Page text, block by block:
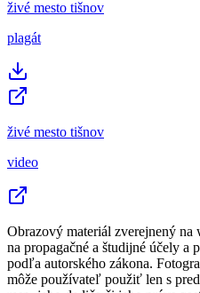
živé mesto tišnov
plagát
živé mesto tišnov
video
Obrazový materiál zverejnený
na propagačné a študijné účely a
podľa autorského zákona.
môže používateľ použiť len s